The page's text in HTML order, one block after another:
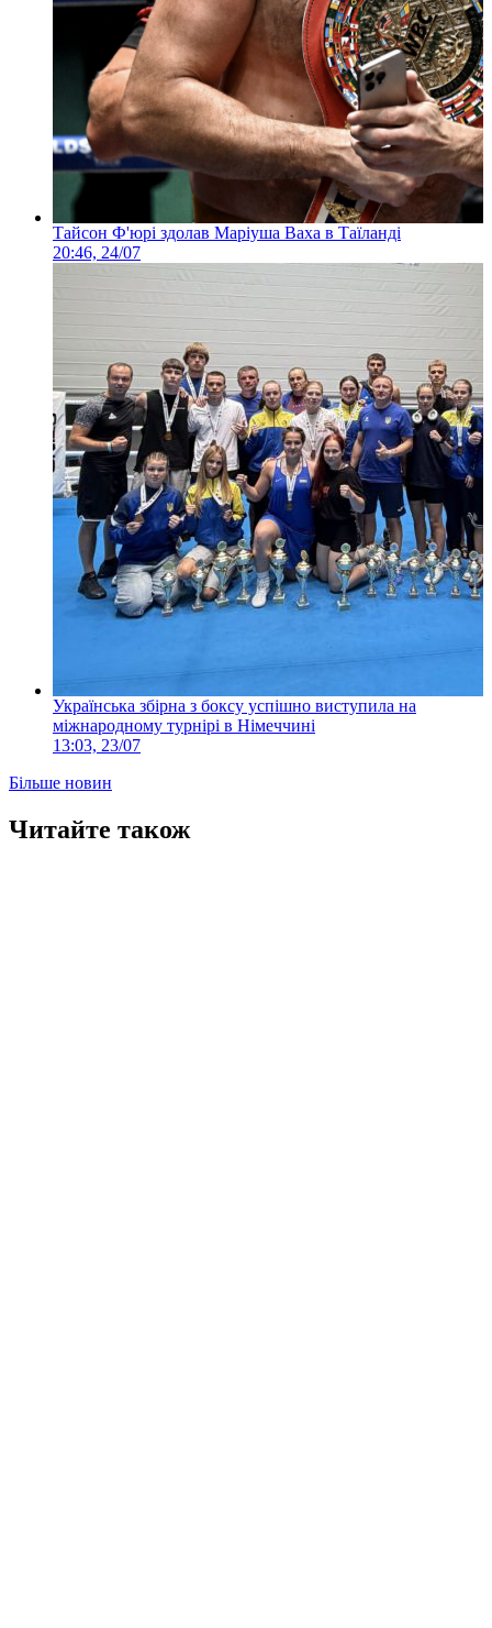
Тайсон Ф'юрі здолав Маріуша Ваха в Таїланді
20:46, 24/07
Українська збірна з боксу успішно виступила на
міжнародному турнірі в Німеччині
13:03, 23/07
Більше новин
Читайте також